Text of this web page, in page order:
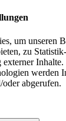
um unseren
zu
werden
abgerufen.